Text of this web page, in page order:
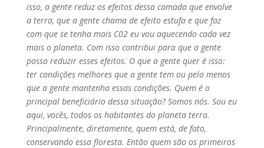
isso, a gente reduz os efeitos dessa camada que envolve
a terra, que a gente chama de efeito estufa e que faz
com que se tenha mais C02 eu vou aquecendo cada vez
mais o planeta. Com isso contribui para que a gente
possa reduzir esses efeitos. O que a gente quer é isso:
ter condições melhores que a gente tem ou pelo menos
que a gente mantenha essas condições. Quem é o
principal beneficiário dessa situação? Somos nós. Sou eu
aqui, vocês, todos os habitantes do planeta terra.
Principalmente, diretamente, quem está, de fato,
conservando essa floresta. Então quem são os primeiros